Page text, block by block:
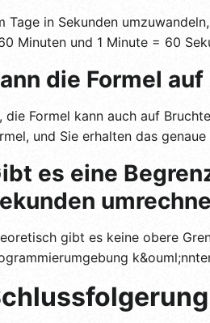
Tage in Sekunden
Minuten und 1 Minute = 60
die Formel
die Formel kann auch auf
und Sie erhalten das
es eine
gibt es keine obere